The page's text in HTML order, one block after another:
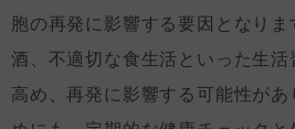
胞の再発に影響する要因となり
酒、不適切な食生活といった生
高め、再発に影響する可能性が